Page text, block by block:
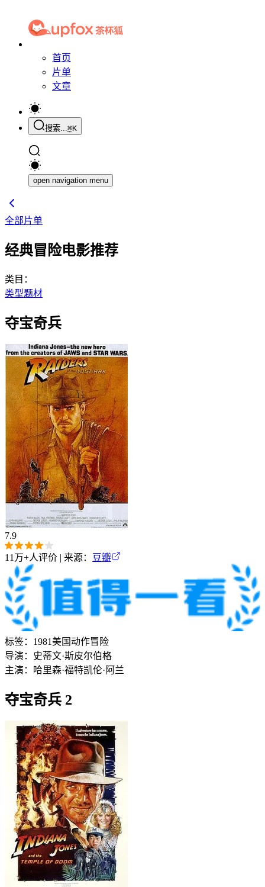
首页
片单
文章
搜索...⌘K
open navigation menu
全部片单
经典冒险电影推荐
类目：
类型题材
夺宝奇兵
7.9
11万+人评价 | 来源： 豆瓣
标签： 1981美国动作冒险
导演：
史蒂文·斯皮尔伯格
主演： 哈里森·福特凯伦·阿兰
夺宝奇兵 2